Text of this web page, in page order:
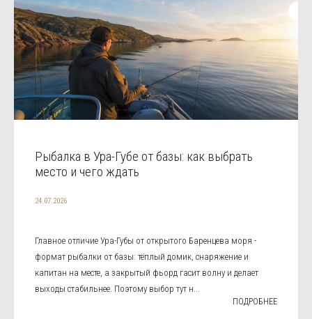
Рыбалка в Ура-Губе от базы: как выбрать
место и чего ждать
24.07.2026
Главное отличие Ура-Губы от открытого Баренцева моря -
формат рыбалки от базы: тёплый домик, снаряжение и
капитан на месте, а закрытый фьорд гасит волну и делает
выходы стабильнее. Поэтому выбор тут н...
ПОДРОБНЕЕ